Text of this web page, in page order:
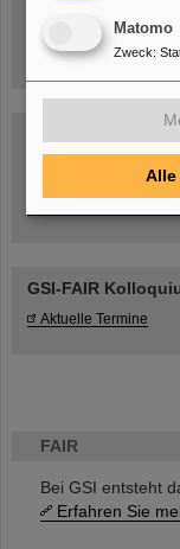
FAIR
Bei GSI entsteht
Erfahren Sie
GSI-FAIR
Aktuelle Termine
Matomo
Zweck:
Alle